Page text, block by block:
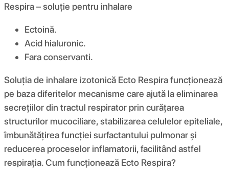
Respira – soluție pentru inhalare
Ectoină.
Acid hialuronic.
Fara conservanti.
Soluția de inhalare izotonică Ecto Respira funcționează
pe baza diferitelor mecanisme care ajută la eliminarea
secrețiilor din tractul respirator prin curățarea
structurilor mucociliare, stabilizarea celulelor epiteliale,
îmbunătățirea funcției surfactantului pulmonar și
reducerea proceselor inflamatorii, facilitând astfel
respirația. Cum funcționează Ecto Respira?